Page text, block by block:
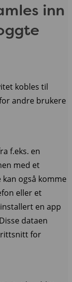
inn
kobles til
andre brukere
f.eks. en
med et
også komme
eller et
en app
dataen
for